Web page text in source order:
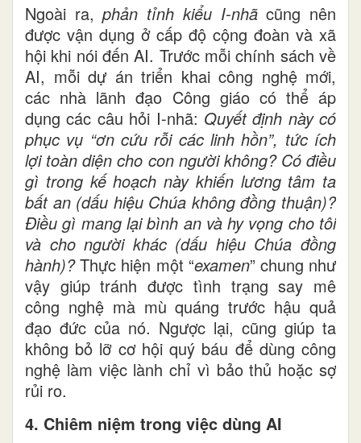
Ngoài ra,phản tỉnh kiểu I-nhãcũng nên
được vận dụng ở cấp độ cộng đoàn và xã
hội khi nói đến AI. Trước mỗi chính sách về
AI, mỗi dự án triển khai công nghệ mới,
các nhà lãnh đạo Công giáo có thể áp
dụng các câu hỏi I-nhã: Quyết định này có
phục vụ “ơn cứu rỗi các linh hồn”, tức ích
lợi toàn diện cho con người không? Có điều
gì trong kế hoạch này khiến lương tâm ta
bất an (dấu hiệu Chúa không đồng thuận)?
Điều gì mang lại bình an và hy vọng cho tôi
và cho người khác(dấu hiệu Chúa đồng
hành)?Thực hiện một “examen” chung như
vậy giúp tránh được tình trạng say mê
công nghệ mà mù quáng trước hậu quả
đạo đức của nó. Ngược lại, cũng giúp ta
không bỏ lỡ cơ hội quý báu để dùng công
nghệ làm việc lành chỉ vì bảo thủ hoặc sợ
rủi ro.
4. Chiêm niệm trong việc dùng AI